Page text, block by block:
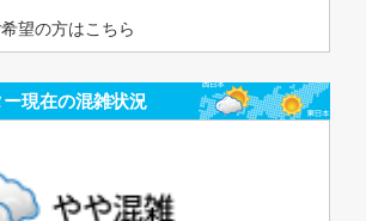
望の方はこちら
現在の混雑状況